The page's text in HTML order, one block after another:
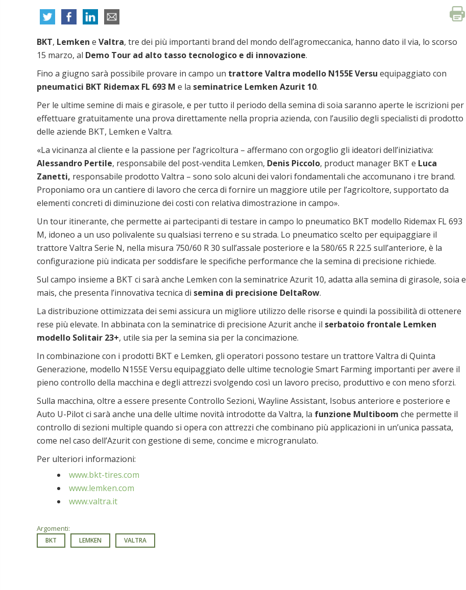
BKT, Lemken e Valtra, tre dei più importanti brand del mondo dell’agromeccanica, hanno dato il via, lo scorso
15 marzo, al Demo Tour ad alto tasso tecnologico e di innovazione.
Fino a giugno sarà possibile provare in campo un trattore Valtra modello N155E Versu equipaggiato con
pneumatici BKT Ridemax FL 693 M e la seminatrice Lemken Azurit 10.
Per le ultime semine di mais e girasole, e per tutto il periodo della semina di soia saranno aperte le iscrizioni per
effettuare gratuitamente una prova direttamente nella propria azienda, con l’ausilio degli specialisti di prodotto
delle aziende BKT, Lemken e Valtra.
«La vicinanza al cliente e la passione per l’agricoltura – affermano con orgoglio gli ideatori dell’iniziativa:
Alessandro Pertile, responsabile del post-vendita Lemken, Denis Piccolo, product manager BKT e Luca
Zanetti, responsabile prodotto Valtra – sono solo alcuni dei valori fondamentali che accomunano i tre brand.
Proponiamo ora un cantiere di lavoro che cerca di fornire un maggiore utile per l’agricoltore, supportato da
elementi concreti di diminuzione dei costi con relativa dimostrazione in campo».
Un tour itinerante, che permette ai partecipanti di testare in campo lo pneumatico BKT modello Ridemax FL 693
M, idoneo a un uso polivalente su qualsiasi terreno e su strada. Lo pneumatico scelto per equipaggiare il
trattore Valtra Serie N, nella misura 750/60 R 30 sull’assale posteriore e la 580/65 R 22.5 sull’anteriore, è la
configurazione più indicata per soddisfare le specifiche performance che la semina di precisione richiede.
Sul campo insieme a BKT ci sarà anche Lemken con la seminatrice Azurit 10, adatta alla semina di girasole, soia e
mais, che presenta l’innovativa tecnica di semina di precisione DeltaRow.
La distribuzione ottimizzata dei semi assicura un migliore utilizzo delle risorse e quindi la possibilità di ottenere
rese più elevate. In abbinata con la seminatrice di precisione Azurit anche il serbatoio frontale Lemken
modello Solitair 23+, utile sia per la semina sia per la concimazione.
In combinazione con i prodotti BKT e Lemken, gli operatori possono testare un trattore Valtra di Quinta
Generazione, modello N155E Versu equipaggiato delle ultime tecnologie Smart Farming importanti per avere il
pieno controllo della macchina e degli attrezzi svolgendo così un lavoro preciso, produttivo e con meno sforzi.
Sulla macchina, oltre a essere presente Controllo Sezioni, Wayline Assistant, Isobus anteriore e posteriore e
Auto U-Pilot ci sarà anche una delle ultime novità introdotte da Valtra, la funzione Multiboom che permette il
controllo di sezioni multiple quando si opera con attrezzi che combinano più applicazioni in un’unica passata,
come nel caso dell’Azurit con gestione di seme, concime e microgranulato.
Per ulteriori informazioni:
www.bkt-tires.com
www.lemken.com
www.valtra.it
Argomenti:
BKT LEMKEN VALTRA